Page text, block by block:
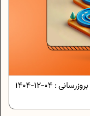
بروزرسانی : 04-12-1404